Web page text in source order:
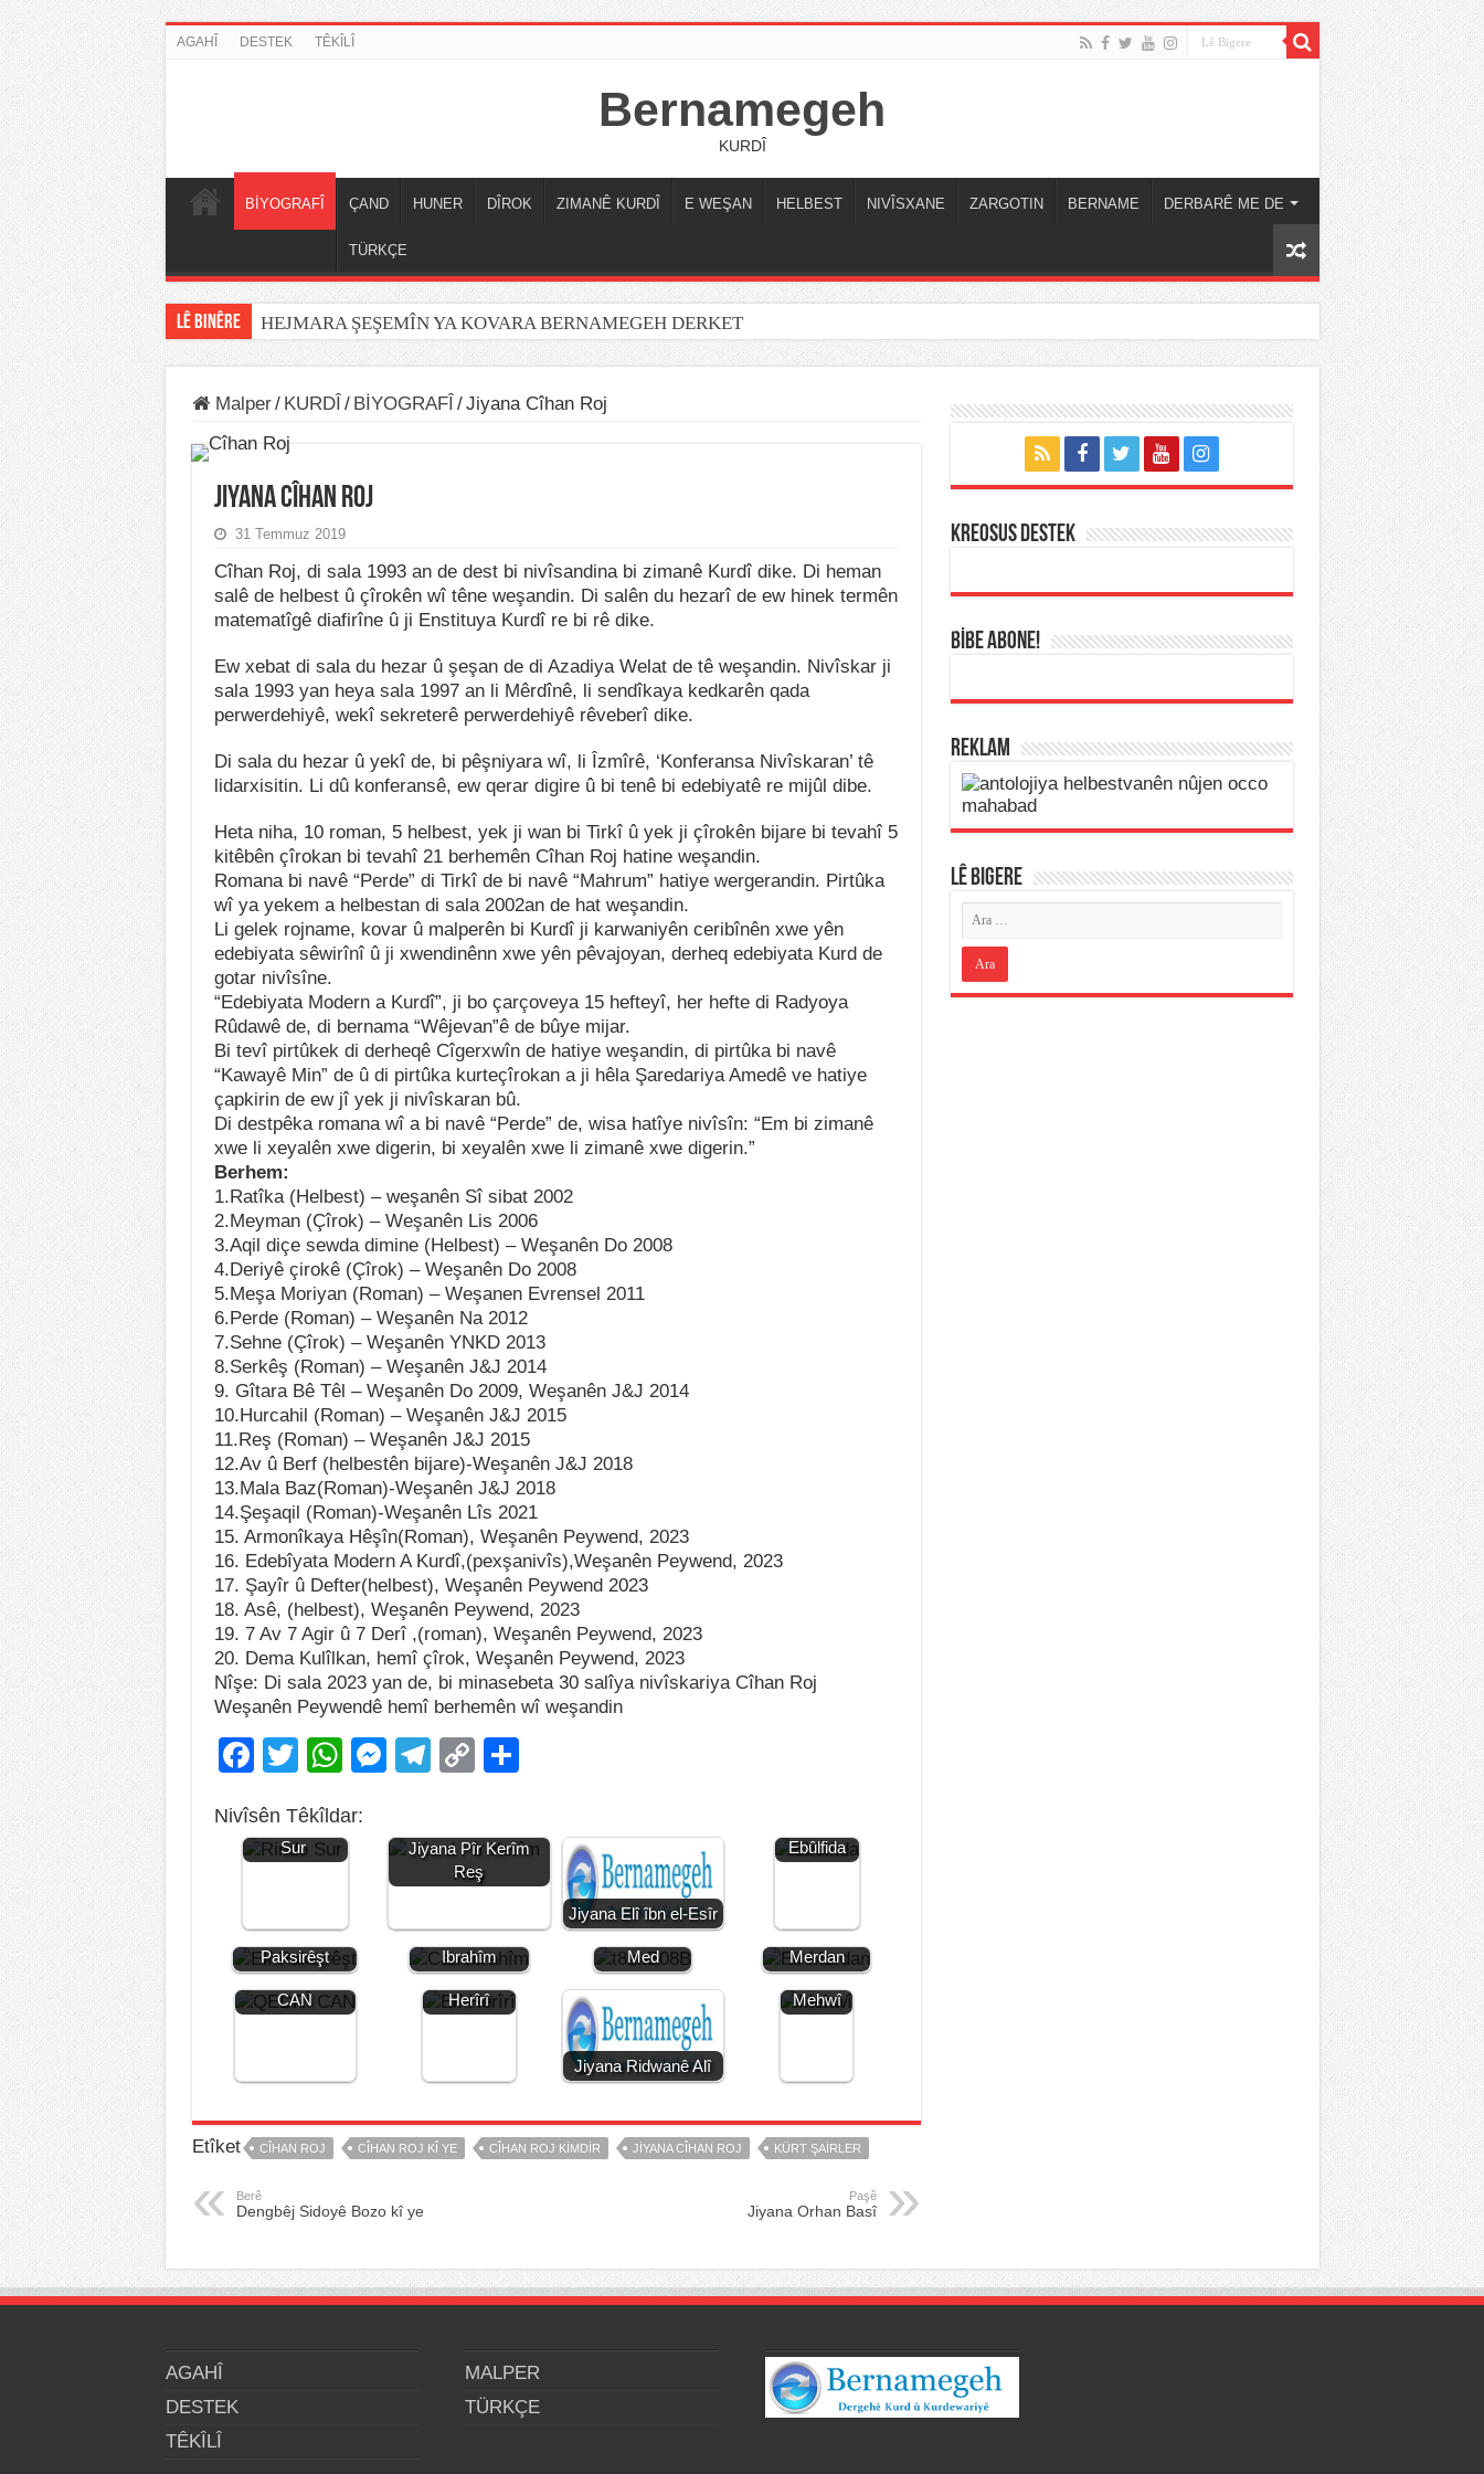
AGAHÎ DESTEK TÊKÎLÎ
Bernamegeh
KURDÎ
BİYOGRAFÎ ÇAND HUNER DÎROK ZIMANÊ KURDÎ E WEŞAN HELBEST NIVÎSXANE ZARGOTIN BERNAME DERBARÊ ME DE
TÜRKÇE
LÊ BINÊRE HEJMARA ŞEŞEMÎN YA KOVARA BERNAMEGEH DERKET
Malper/ KURDÎ / BİYOGRAFÎ /Jiyana Cîhan Roj
Jiyana Cîhan Roj
31 Temmuz 2019
Cîhan Roj, di sala 1993 an de dest bi nivîsandina bi zimanê Kurdî dike. Di heman
salê de helbest û çîrokên wî têne weşandin. Di salên du hezarî de ew hinek termên
matematîgê diafirîne û ji Enstituya Kurdî re bi rê dike.
Ew xebat di sala du hezar û şeşan de di Azadiya Welat de tê weşandin. Nivîskar ji
sala 1993 yan heya sala 1997 an li Mêrdînê, li sendîkaya kedkarên qada
perwerdehiyê, wekî sekreterê perwerdehiyê rêveberî dike.
Di sala du hezar û yekî de, bi pêşniyara wî, li Îzmîrê, ‘Konferansa Nivîskaran’ tê
lidarxisitin. Li dû konferansê, ew qerar digire û bi tenê bi edebiyatê re mijûl dibe.
Heta niha, 10 roman, 5 helbest, yek ji wan bi Tirkî û yek ji çîrokên bijare bi tevahî 5
kitêbên çîrokan bi tevahî 21 berhemên Cîhan Roj hatine weşandin.
Romana bi navê “Perde” di Tirkî de bi navê “Mahrum” hatiye wergerandin. Pirtûka
wî ya yekem a helbestan di sala 2002an de hat weşandin.
Li gelek rojname, kovar û malperên bi Kurdî ji karwaniyên ceribînên xwe yên
edebiyata sêwirînî û ji xwendinênn xwe yên pêvajoyan, derheq edebiyata Kurd de
gotar nivîsîne.
“Edebiyata Modern a Kurdî”, ji bo çarçoveya 15 hefteyî, her hefte di Radyoya
Rûdawê de, di bernama “Wêjevan”ê de bûye mijar.
Bi tevî pirtûkek di derheqê Cîgerxwîn de hatiye weşandin, di pirtûka bi navê
“Kawayê Min” de û di pirtûka kurteçîrokan a ji hêla Şaredariya Amedê ve hatiye
çapkirin de ew jî yek ji nivîskaran bû.
Di destpêka romana wî a bi navê “Perde” de, wisa hatîye nivîsîn: “Em bi zimanê
xwe li xeyalên xwe digerin, bi xeyalên xwe li zimanê xwe digerin.”
Berhem:
1.Ratîka (Helbest) – weşanên Sî sibat 2002
2.Meyman (Çîrok) – Weşanên Lis 2006
3.Aqil diçe sewda dimine (Helbest) – Weşanên Do 2008
4.Deriyê çirokê (Çîrok) – Weşanên Do 2008
5.Meşa Moriyan (Roman) – Weşanen Evrensel 2011
6.Perde (Roman) – Weşanên Na 2012
7.Sehne (Çîrok) – Weşanên YNKD 2013
8.Serkêş (Roman) – Weşanên J&J 2014
9. Gîtara Bê Têl – Weşanên Do 2009, Weşanên J&J 2014
10.Hurcahil (Roman) – Weşanên J&J 2015
11.Reş (Roman) – Weşanên J&J 2015
12.Av û Berf (helbestên bijare)-Weşanên J&J 2018
13.Mala Baz(Roman)-Weşanên J&J 2018
14.Şeşaqil (Roman)-Weşanên Lîs 2021
15. Armonîkaya Hêşîn(Roman), Weşanên Peywend, 2023
16. Edebîyata Modern A Kurdî,(pexşanivîs),Weşanên Peywend, 2023
17. Şayîr û Defter(helbest), Weşanên Peywend 2023
18. Asê, (helbest), Weşanên Peywend, 2023
19. 7 Av 7 Agir û 7 Derî ,(roman), Weşanên Peywend, 2023
20. Dema Kulîlkan, hemî çîrok, Weşanên Peywend, 2023
Nîşe: Di sala 2023 yan de, bi minasebeta 30 salîya nivîskariya Cîhan Roj
Weşanên Peywendê hemî berhemên wî weşandin
F
c
e
o
o
k
T
tt
er
W
at
s
p
p
M
e
n
g
er
T
gr
a
m
C
y
Li
n
k
e
Nivîsên Têkîldar:
Jiyana Rindo
Sur
Jiyana Pîr Kerîm
Reş
Jiyana Elî îbn el-Esîr
Ebûlfida
Jiyana Elî
Paksirêşt
Jiyana Can
Ibrahîm
Jiyana Mem
Med
Jiyana Elî
Merdan
JIYANA QEDRÎ
CAN
Jiyana Elî
Herîrî
Jiyana Ridwanê Alî
Jiyana
Mehwî
Etîket CÎHAN ROJ CÎHAN ROJ KÎ YE CÎHAN ROJ KIMDIR JIYANA CÎHAN ROJ KÜRT ŞAIRLER
Berê
Dengbêj Sidoyê Bozo kî ye
Paşê
Jiyana Orhan Basî
KREOSUS DESTEK
BİBE ABONE!
REKLAM
LÊ BIGERE
AGAHÎ
DESTEK
TÊKÎLÎ
MALPER
TÜRKÇE